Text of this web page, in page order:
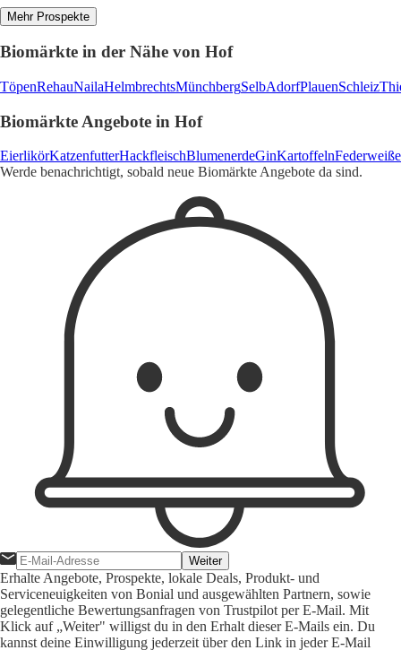
Mehr Prospekte
Biomärkte in der Nähe von Hof
TöpenRehauNailaHelmbrechtsMünchbergSelbAdorfPlauenSchleiz
Biomärkte Angebote in Hof
EierlikörKatzenfutterHackfleischBlumenerdeGinKartoffeln
Werde benachrichtigt, sobald neue Biomärkte Angebote da sind.
Weiter
Erhalte Angebote, Prospekte, lokale Deals, Produkt- und
Serviceneuigkeiten von Bonial und ausgewählten Partnern, sowie
gelegentliche Bewertungsanfragen von Trustpilot per E-Mail. Mit
Klick auf „Weiter" willigst du in den Erhalt dieser E-Mails ein. Du
kannst deine Einwilligung jederzeit über den Link in jeder E-Mail